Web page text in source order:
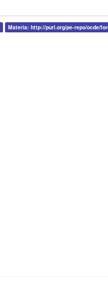
Materia: http://purl.org/pe-repo/ocde/